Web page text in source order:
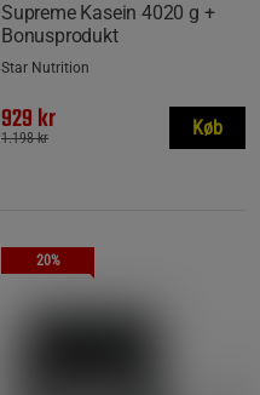
Supreme Kasein 4020 g +
Bonusprodukt
Star Nutrition
929 kr
1.198 kr Køb
20%